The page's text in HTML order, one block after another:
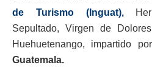
de Turismo (Inguat),
Sepultado, Virgen de
Huehuetenango, impartido
Guatemala.